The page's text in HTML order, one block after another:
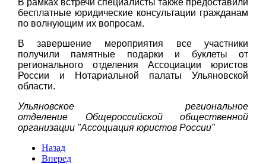
В рамках встречи специалисты также предоставили
бесплатные юридические консультации гражданам
по волнующим их вопросам.
В завершение мероприятия все участники
получили памятные подарки и буклеты от
регионального отделения Ассоциации юристов
России и Нотариальной палаты Ульяновской
области.
Ульяновское региональное
отделение Общероссийской общественной
организации "Ассоциация юристов России"
Назад
Вперед